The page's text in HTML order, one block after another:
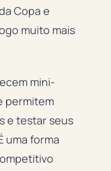
Copa e
muito mais
mini-
permitem
e testar seus
uma forma